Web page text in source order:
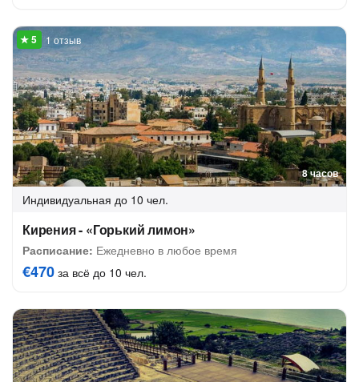
8 часов
1 отзыв
Индивидуальная до 10 чел.
Кирения - «Горький лимон»
Расписание: Ежедневно в любое время
€470 за всё до 10 чел.